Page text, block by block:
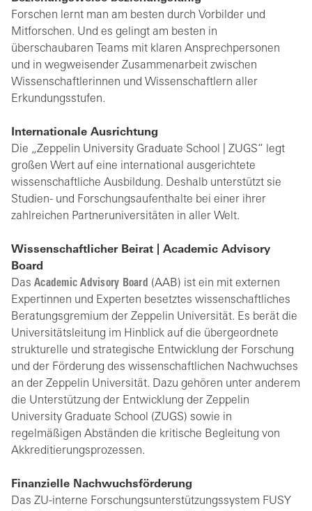
Forschen lernt man am besten durch Vorbilder und
Mitforschen. Und es gelingt am besten in
überschaubaren Teams mit klaren Ansprechpersonen
und in wegweisender Zusammenarbeit zwischen
Wissenschaftlerinnen und Wissenschaftlern aller
Erkundungsstufen.
Internationale Ausrichtung
Die „Zeppelin University Graduate School | ZUGS“ legt
großen Wert auf eine international ausgerichtete
wissenschaftliche Ausbildung. Deshalb unterstützt sie
Studien- und Forschungsaufenthalte bei einer ihrer
zahlreichen Partneruniversitäten in aller Welt.
Wissenschaftlicher Beirat | Academic Advisory
Board
Das Academic Advisory Board (AAB) ist ein mit externen
Expertinnen und Experten besetztes wissenschaftliches
Beratungsgremium der Zeppelin Universität. Es berät die
Universitätsleitung im Hinblick auf die übergeordnete
strukturelle und strategische Entwicklung der Forschung
und der Förderung des wissenschaftlichen Nachwuchses
an der Zeppelin Universität. Dazu gehören unter anderem
die Unterstützung der Entwicklung der Zeppelin
University Graduate School (ZUGS) sowie in
regelmäßigen Abständen die kritische Begleitung von
Akkreditierungsprozessen.
Finanzielle Nachwuchsförderung
Das ZU-interne Forschungsunterstützungssystem FUSY